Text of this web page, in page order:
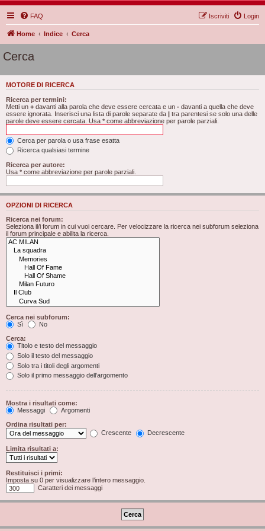
FAQ Login
Iscriviti
Home Indice Cerca
Cerca
MOTORE DI RICERCA
Ricerca per termini:
Metti un + davanti alla parola che deve essere cercata e un - davanti a quella che deve
essere ignorata. Inserisci una lista di parole separate da | tra parentesi se solo una delle
parole deve essere cercata. Usa * come abbreviazione per parole parziali.
Cerca per parola o usa frase esatta
Ricerca qualsiasi termine
Ricerca per autore:
Usa * come abbreviazione per parole parziali.
OPZIONI DI RICERCA
Ricerca nei forum:
Seleziona il/i forum in cui vuoi cercare. Per velocizzare la ricerca nei subforum seleziona
il forum principale e abilita la ricerca.
Cerca nei subforum:
Sì
No
Cerca:
Titolo e testo del messaggio
Solo il testo del messaggio
Solo tra i titoli degli argomenti
Solo il primo messaggio dell’argomento
Mostra i risultati come:
Messaggi
Argomenti
Ordina risultati per:
Crescente
Decrescente
Limita risultati a:
Restituisci i primi:
Imposta su 0 per visualizzare l’intero messaggio.
Caratteri dei messaggi